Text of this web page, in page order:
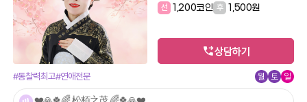
선 1,200코인 후 1,500원
상담하기
#통찰력최고#연애전문 월 토 일